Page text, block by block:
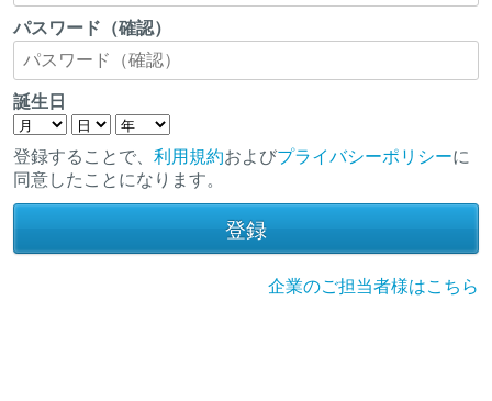
パスワード（確認）
誕生日
登録することで、 利用規約およびプライバシーポリシーに
同意したことになります。
企業のご担当者様はこちら